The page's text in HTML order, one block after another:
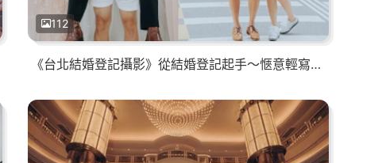
112
《台北結婚登記攝影》從結婚登記起手～愜意輕寫真轉場到輕鬆歡樂家宴的滿滿笑聲